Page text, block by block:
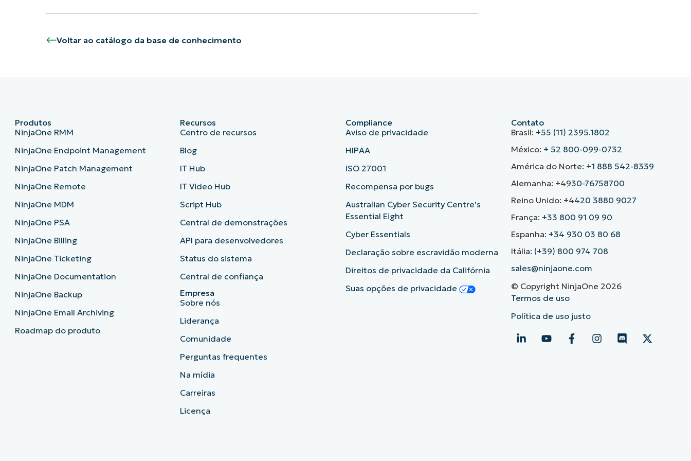
Voltar ao catálogo da base de conhecimento
Produtos
NinjaOne RMM
NinjaOne Endpoint Management
NinjaOne Patch Management
NinjaOne Remote
NinjaOne MDM
NinjaOne PSA
NinjaOne Billing
NinjaOne Ticketing
NinjaOne Documentation
NinjaOne Backup
NinjaOne Email Archiving
Roadmap do produto
Recursos
Centro de recursos
Blog
IT Hub
IT Video Hub
Script Hub
Central de demonstrações
API para desenvolvedores
Status do sistema
Central de confiança
Empresa
Sobre nós
Liderança
Comunidade
Perguntas frequentes
Na mídia
Carreiras
Licença
Compliance
Aviso de privacidade
HIPAA
ISO 27001
Recompensa por bugs
Australian Cyber Security Centre’s
Essential Eight
Cyber Essentials
Declaração sobre escravidão moderna
Direitos de privacidade da Califórnia
Suas opções de privacidade
Contato
Brasil: +55 (11) 2395.1802
México: + 52 800-099-0732
América do Norte: +1 888 542-8339
Alemanha: +4930-76758700
Reino Unido: +4420 3880 9027
França: +33 800 91 09 90
Espanha: +34 930 03 80 68
Itália: (+39) 800 974 708
sales@ninjaone.com
© Copyright NinjaOne 2026
Termos de uso
Política de uso justo